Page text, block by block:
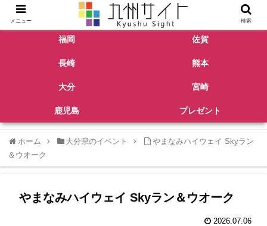
福岡 佐賀
長崎 熊本
大分 宮崎
鹿児島 プレゼント
ホーム 大分県のイベント
やまなみハイウェイ Skyラン
＆ウオーク
やまなみハイウェイ Skyラン＆ウオーク
2026.07.06
メニュー 検索